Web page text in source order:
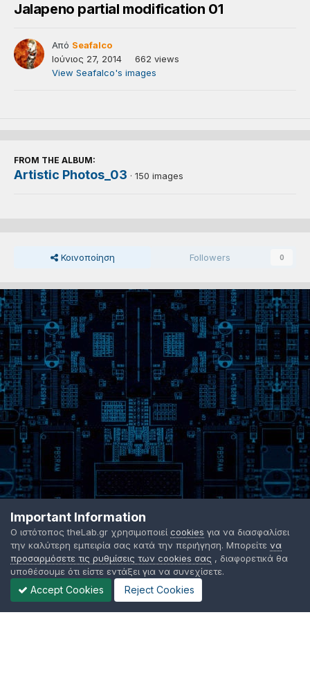
Jalapeno partial modification 01
Από Seafalco
Ιούνιος 27, 2014
662 views
View Seafalco's images
FROM THE ALBUM:
Artistic Photos_03 · 150 images
Κοινοποίηση Followers 0
Important Information
Ο ιστότοπος theLab.gr χρησιμοποιεί cookies για να διασφαλίσει
την καλύτερη εμπειρία σας κατά την περιήγηση. Μπορείτε να
προσαρμόσετε τις ρυθμίσεις των cookies σας , διαφορετικά θα
υποθέσουμε ότι είστε εντάξει για να συνεχίσετε.
Accept Cookies Reject Cookies